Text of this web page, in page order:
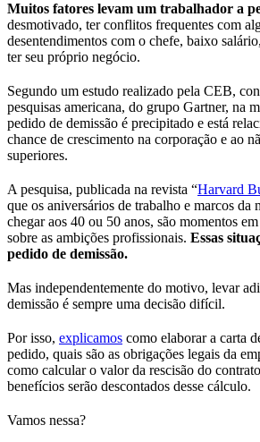
Muitos fatores levam um trabalhador a
desmotivado, ter conflitos frequentes com
desentendimentos com o chefe, baixo
ter seu próprio negócio.
Segundo um estudo realizado pela CEB,
pesquisas americana, do grupo Gartner, na
pedido de demissão é precipitado e está
chance de crescimento na corporação e ao
superiores.
A pesquisa, publicada na revista “Harvard
que os aniversários de trabalho e marcos da
chegar aos 40 ou 50 anos, são momentos
sobre as ambições profissionais. Essas
pedido de demissão.
Mas independentemente do motivo, levar
demissão é sempre uma decisão difícil.
Por isso, explicamos como elaborar a carta
pedido, quais são as obrigações legais da
como calcular o valor da rescisão do
benefícios serão descontados desse cálculo.
Vamos nessa?